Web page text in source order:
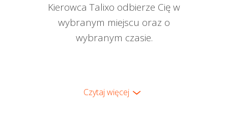
Kierowca Talixo odbierze Cię w
wybranym miejscu oraz o
wybranym czasie.
Czytaj więcej